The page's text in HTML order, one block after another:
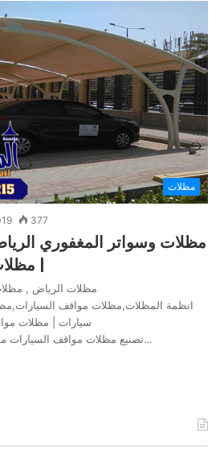
مظلات
377
مظلات وسواتر المغفوري
|
مظلات الرياض ,
انظمة المظلات,مظلات مواقف
سيارات | مظلات
تصنيع مظلات مواقف السيارات مظلات وسواتر المغفوري نقدم…